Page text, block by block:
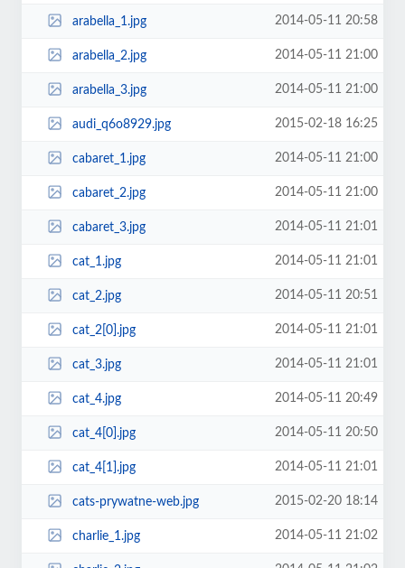
arabella_1.jpg 2014-05-11 20:58
arabella_2.jpg 2014-05-11 21:00
arabella_3.jpg 2014-05-11 21:00
audi_q6o8929.jpg 2015-02-18 16:25
cabaret_1.jpg 2014-05-11 21:00
cabaret_2.jpg 2014-05-11 21:00
cabaret_3.jpg 2014-05-11 21:01
cat_1.jpg 2014-05-11 21:01
cat_2.jpg 2014-05-11 20:51
cat_2[0].jpg 2014-05-11 21:01
cat_3.jpg 2014-05-11 21:01
cat_4.jpg 2014-05-11 20:49
cat_4[0].jpg 2014-05-11 20:50
cat_4[1].jpg 2014-05-11 21:01
cats-prywatne-web.jpg 2015-02-20 18:14
charlie_1.jpg 2014-05-11 21:02